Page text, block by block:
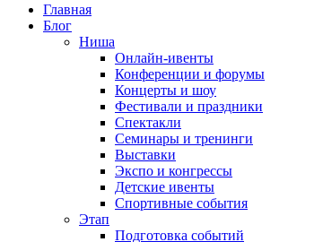
Главная
Блог
Ниша
Онлайн-ивенты
Конференции и форумы
Концерты и шоу
Фестивали и праздники
Спектакли
Семинары и тренинги
Выставки
Экспо и конгрессы
Детские ивенты
Спортивные события
Этап
Подготовка событий